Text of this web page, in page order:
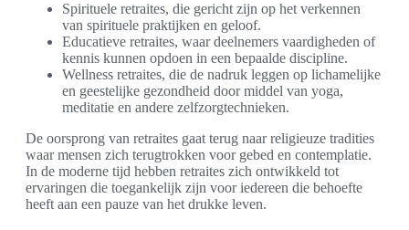
Spirituele retraites, die gericht zijn op het verkennen
van spirituele praktijken en geloof.
Educatieve retraites, waar deelnemers vaardigheden of
kennis kunnen opdoen in een bepaalde discipline.
Wellness retraites, die de nadruk leggen op lichamelijke
en geestelijke gezondheid door middel van yoga,
meditatie en andere zelfzorgtechnieken.
De oorsprong van retraites gaat terug naar religieuze tradities
waar mensen zich terugtrokken voor gebed en contemplatie.
In de moderne tijd hebben retraites zich ontwikkeld tot
ervaringen die toegankelijk zijn voor iedereen die behoefte
heeft aan een pauze van het drukke leven.